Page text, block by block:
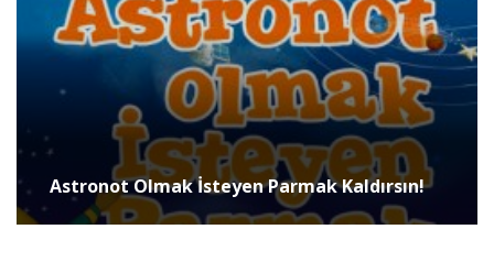
Astronot Olmak İsteyen Parmak Kaldırsın!